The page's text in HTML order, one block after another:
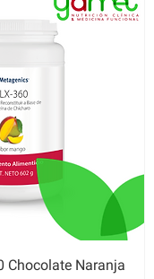
Chocolate Naranja